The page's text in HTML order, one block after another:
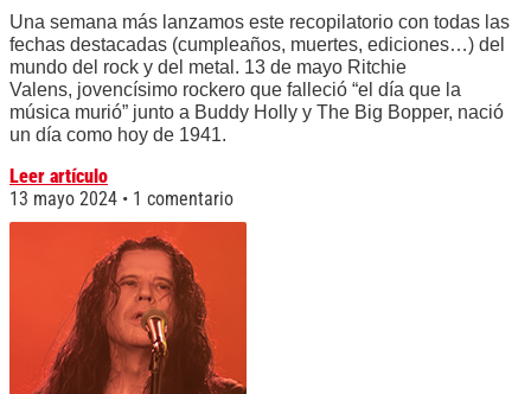
Una semana más lanzamos este recopilatorio con todas las
fechas destacadas (cumpleaños, muertes, ediciones…) del
mundo del rock y del metal. 13 de mayo Ritchie
Valens, jovencísimo rockero que falleció “el día que la
música murió” junto a Buddy Holly y The Big Bopper, nació
un día como hoy de 1941.
Leer artículo
13 mayo 2024
1 comentario